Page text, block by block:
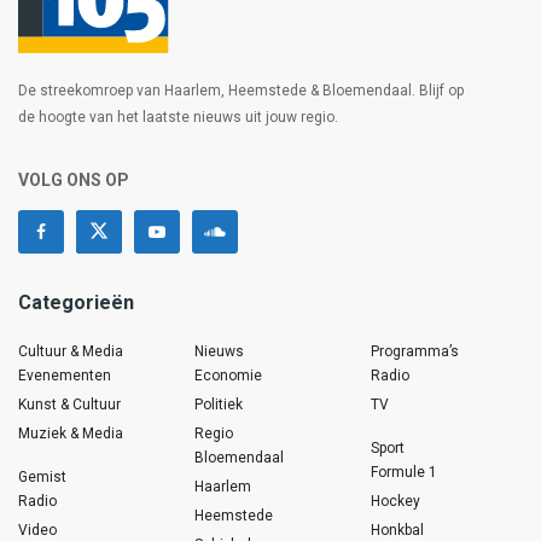
De streekomroep van Haarlem, Heemstede & Bloemendaal. Blijf op
de hoogte van het laatste nieuws uit jouw regio.
VOLG ONS OP
Categorieën
Cultuur & Media
Evenementen
Kunst & Cultuur
Muziek & Media
Gemist
Radio
Video
Nieuws
Economie
Politiek
Regio
Bloemendaal
Haarlem
Heemstede
Programma’s
Radio
TV
Sport
Formule 1
Hockey
Honkbal